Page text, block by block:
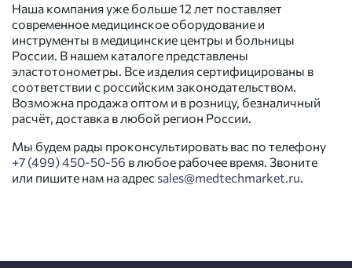
Наша компания уже больше 12 лет поставляет
современное медицинское оборудование и
инструменты в медицинские центры и больницы
России. В нашем каталоге представлены
эластотонометры. Все изделия сертифицированы в
соответствии с российским законодательством.
Возможна продажа оптом и в розницу, безналичный
расчёт, доставка в любой регион России.
Мы будем рады проконсультировать вас по телефону
+7 (499) 450-50-56 в любое рабочее время. Звоните
или пишите нам на адрес sales@medtechmarket.ru.